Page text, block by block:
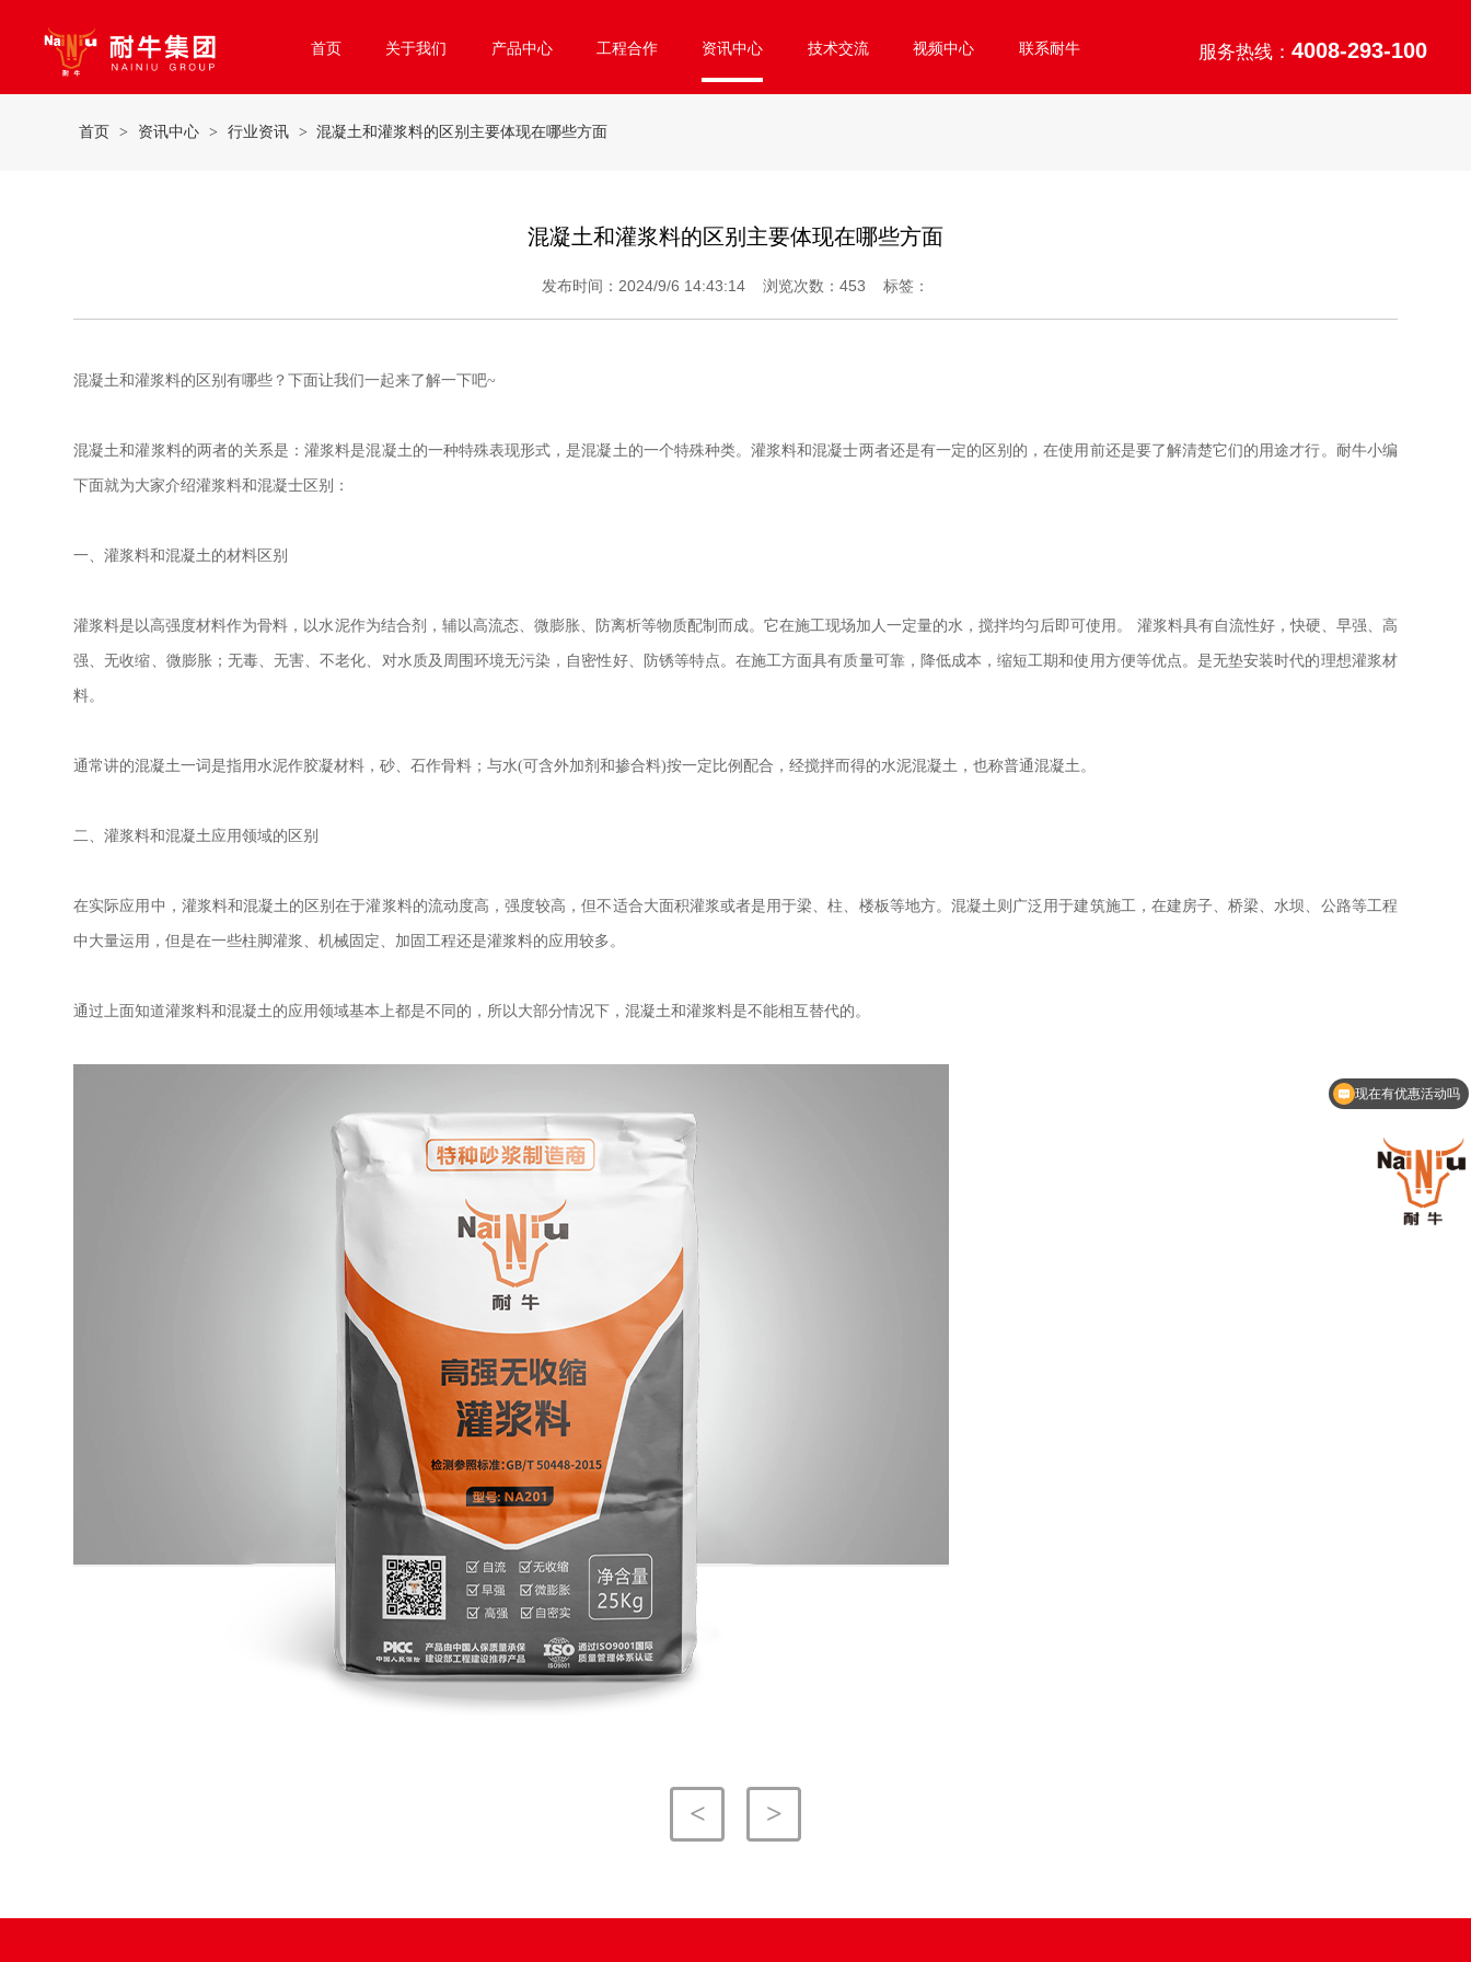
首页 关于我们 产品中心 工程合作 资讯中心 技术交流 视频中心 联系耐牛 服务热线： 4008-293-100
首页 > 资讯中心 > 行业资讯 > 混凝土和灌浆料的区别主要体现在哪些方面
混凝土和灌浆料的区别主要体现在哪些方面
发布时间：2024/9/6 14:43:14 浏览次数： 453 标签：
混凝土和灌浆料的区别有哪些？下面让我们一起来了解一下吧~
混凝土和灌浆料的两者的关系是：灌浆料是混凝土的一种特殊表现形式，是混凝土的一个特殊种类。灌浆料和混凝士两者还是有一定的区别的，在使用前还是要了解清楚它们的用途才行。耐牛小编
下面就为大家介绍灌浆料和混凝士区别：
一、灌浆料和混凝土的材料区别
灌浆料是以高强度材料作为骨料，以水泥作为结合剂，辅以高流态、微膨胀、防离析等物质配制而成。它在施工现场加人一定量的水，搅拌均匀后即可使用。 灌浆料具有自流性好，快硬、早强、高
强、无收缩、微膨胀；无毒、无害、不老化、对水质及周围环境无污染，自密性好、防锈等特点。在施工方面具有质量可靠，降低成本，缩短工期和使用方便等优点。是无垫安装时代的理想灌浆材
料。
通常讲的混凝土一词是指用水泥作胶凝材料，砂、石作骨料；与水(可含外加剂和掺合料)按一定比例配合，经搅拌而得的水泥混凝土，也称普通混凝土。
二、灌浆料和混凝土应用领域的区别
在实际应用中，灌浆料和混凝土的区别在于灌浆料的流动度高，强度较高，但不适合大面积灌浆或者是用于梁、柱、楼板等地方。混凝土则广泛用于建筑施工，在建房子、桥梁、水坝、公路等工程
中大量运用，但是在一些柱脚灌浆、机械固定、加固工程还是灌浆料的应用较多。
通过上面知道灌浆料和混凝土的应用领域基本上都是不同的，所以大部分情况下，混凝土和灌浆料是不能相互替代的。
<
<
>
可以介绍下你们的产品么
现在有优惠活动吗